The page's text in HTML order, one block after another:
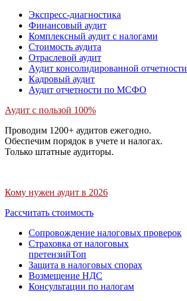
Экспресс-диагностика
Финансовый аудит
Комплексный аудит с налогами
Стоимость аудита
Отраслевой аудит
Аудит консолидированной отчетности
Кадровый аудит
Аудит отчетности по МСФО
Аудит с пользой 100%
Проводим 1200+ аудитов ежегодно.
Обеспечим порядок в учете и налогах.
Только штатные аудиторы.
Кому нужен аудит в 2026
Рассчитать стоимость
Сопровождение налоговых проверок
Страховка от налоговых
претензийТоп
Защита в налоговых спорах
Возмещение НДС
Консультации по налогам